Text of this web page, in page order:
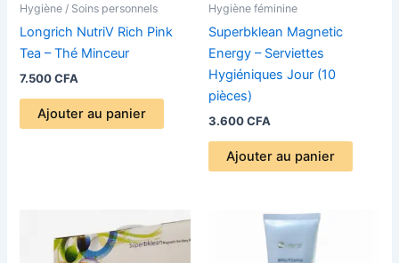
Hygiène / Soins personnels
Longrich NutriV Rich Pink
Tea – Thé Minceur
7.500CFA
Ajouter au panier
Hygiène féminine
Superbklean Magnetic
Energy – Serviettes
Hygiéniques Jour (10
pièces)
3.600CFA
Ajouter au panier